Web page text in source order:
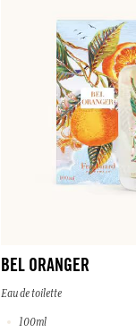
BEL ORANGER
Eau de toilette
100ml